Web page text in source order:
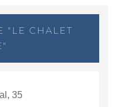
"LE CHALET
35